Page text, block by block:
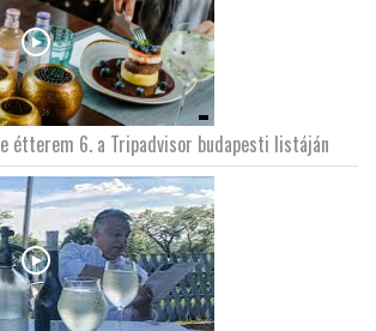
étterem 6. a Tripadvisor budapesti listáján